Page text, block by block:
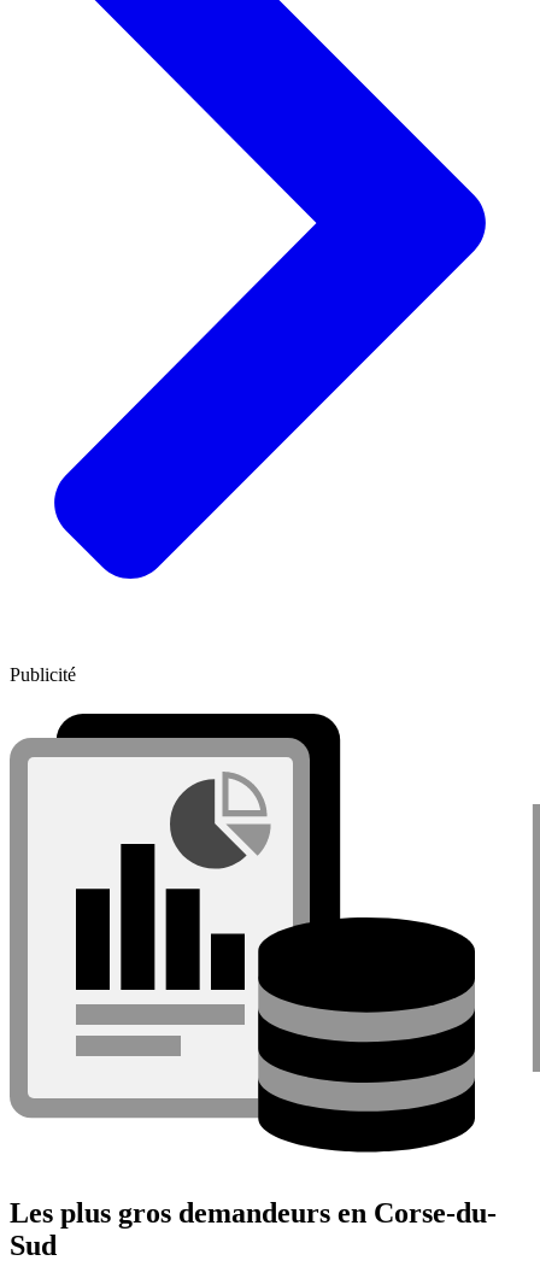
Publicité
Les plus gros demandeurs en Corse-du-
Sud